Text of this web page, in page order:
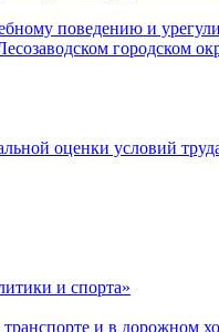
поведению и
городском
оценки условий
и спорта»
и в дорожном